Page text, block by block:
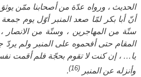
الحديث ، ورواه عدّة من أصحابنا ممّن
أنّ أبا بكر لمّا صعد المنبر أوّل يوم جمعة
ستّة من المهاجرين ، وستّة من الانصار ،
المقام حتى أفحموه على المنبر ولم يردّ
يا… ، إن كنت لا تقوم بحجّة فلم أقمت
وأنزله عن المنبر (16)
.